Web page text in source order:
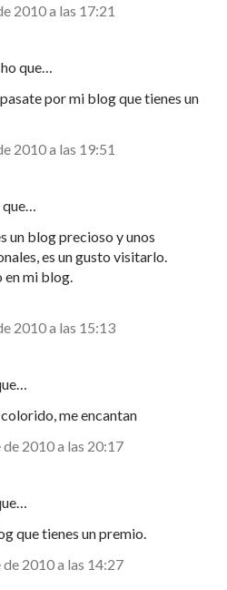
2010 a las 17:21
que…
por mi blog que tienes un
2010 a las 19:51
que…
un blog precioso y unos
es un gusto visitarlo.
en mi blog.
2010 a las 15:13
me encantan
2010 a las 20:17
que tienes un premio.
2010 a las 14:27